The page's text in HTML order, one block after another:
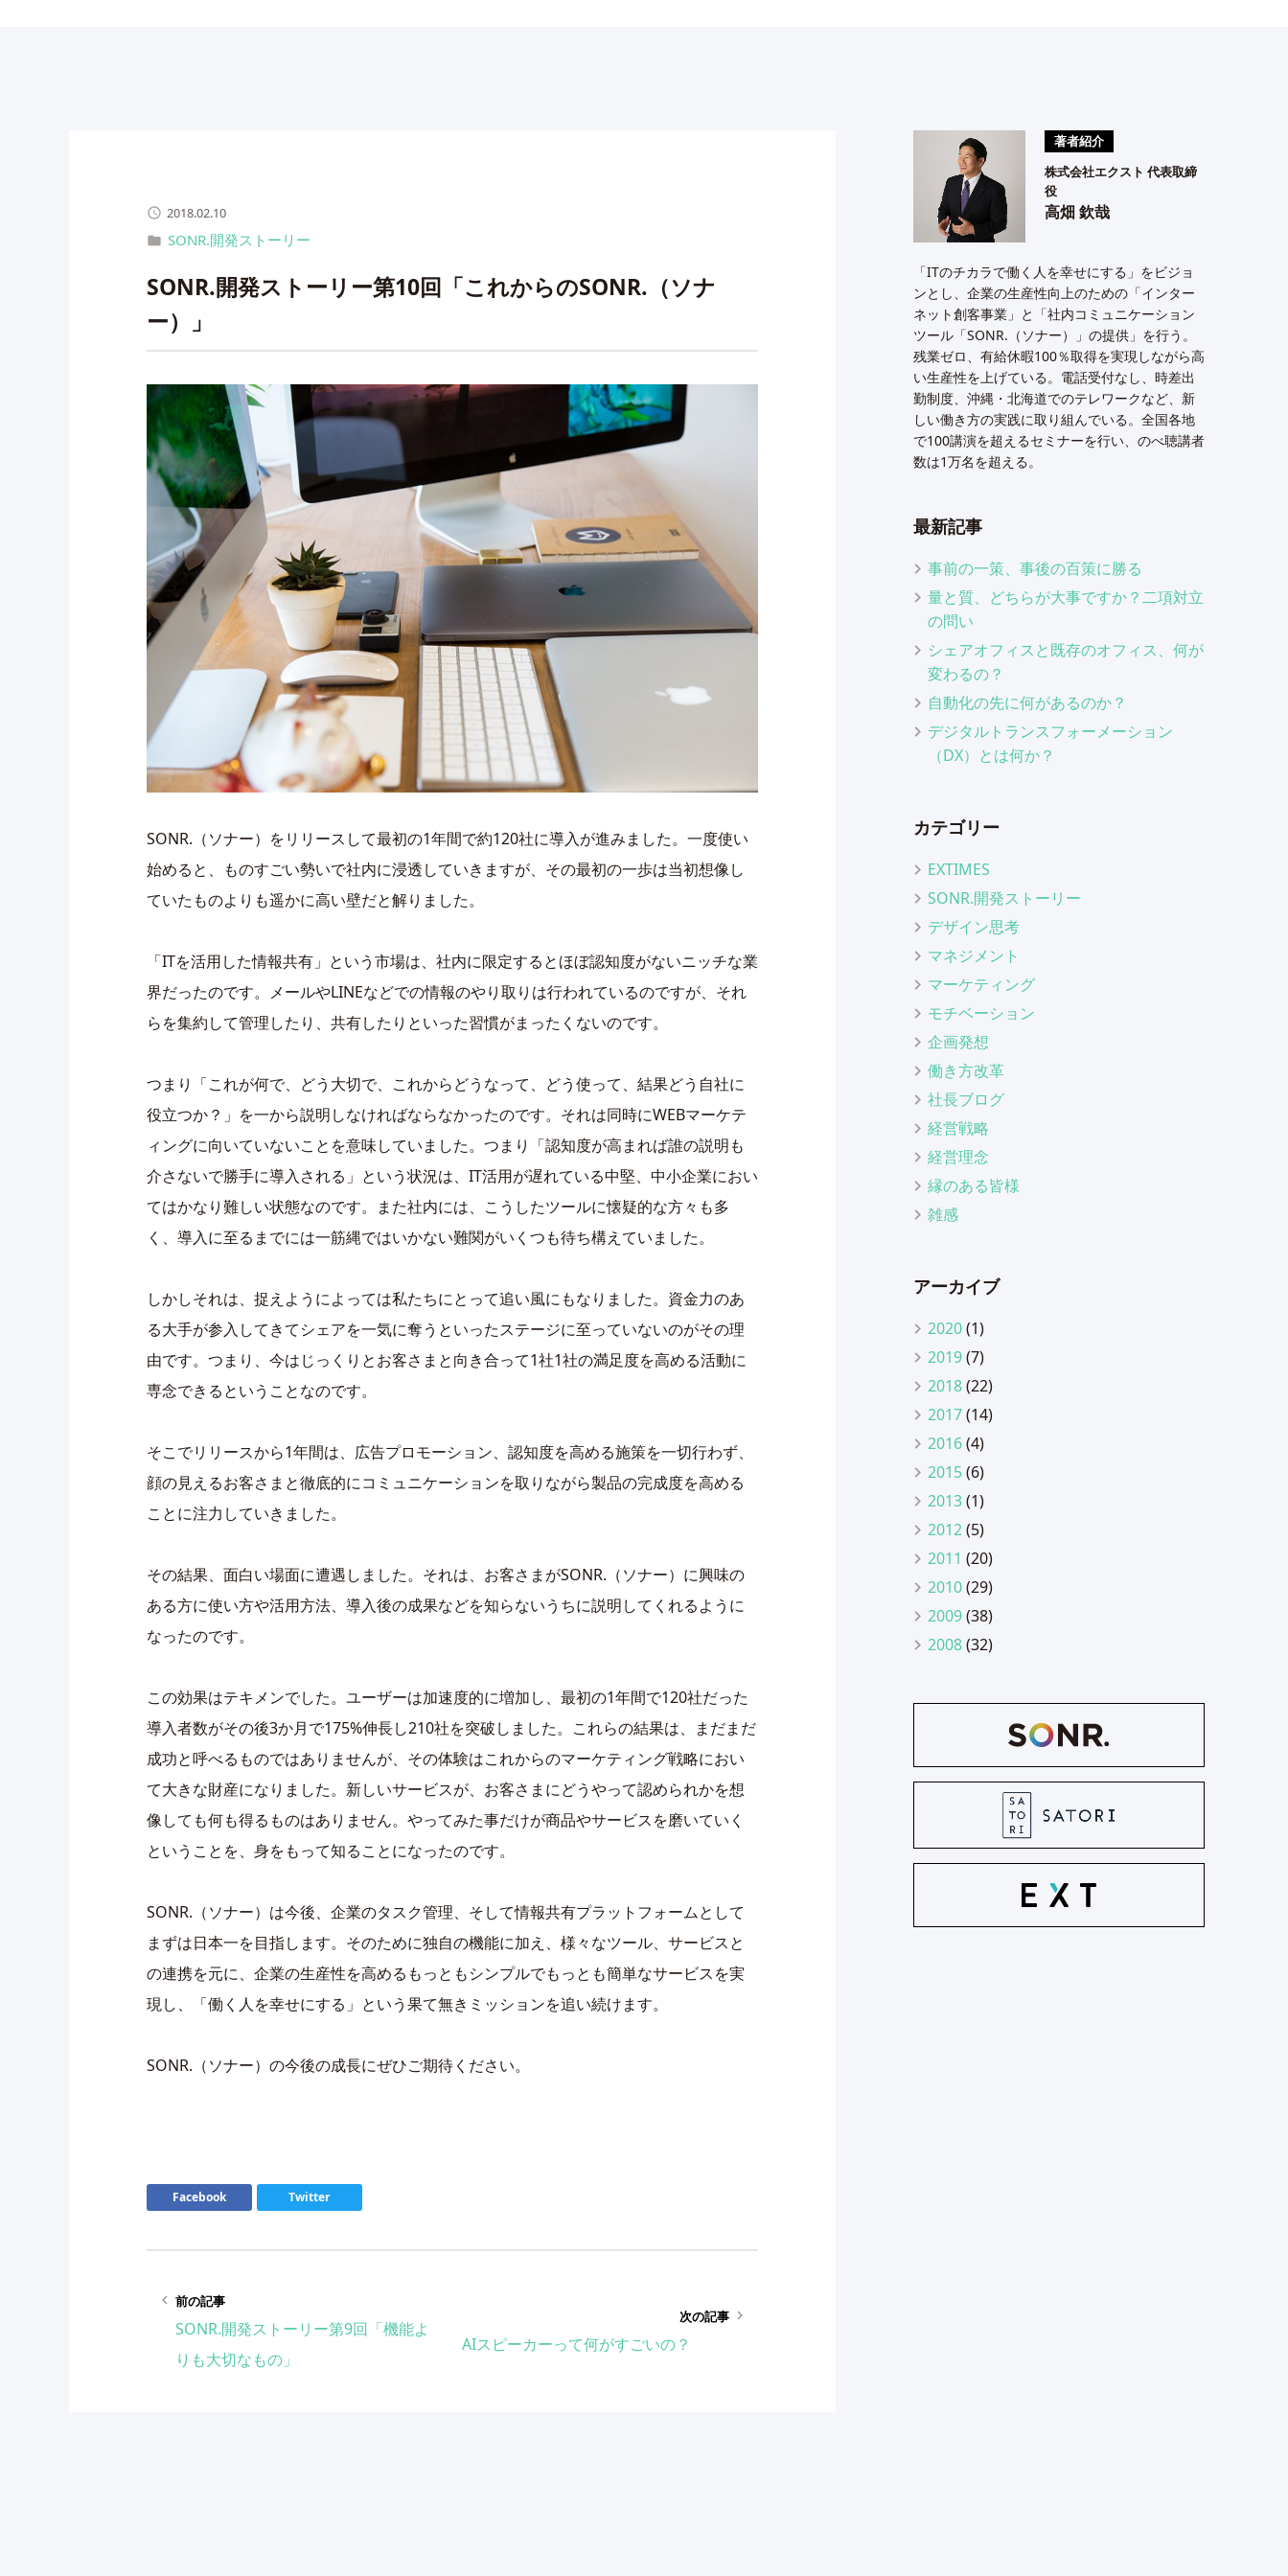
2018.02.10
SONR.開発ストーリー
SONR.開発ストーリー第10回「これからのSONR.（ソナ
ー）」
SONR.（ソナー）をリリースして最初の1年間で約120社に導入が進みました。一度使い
始めると、ものすごい勢いで社内に浸透していきますが、その最初の一歩は当初想像し
ていたものよりも遥かに高い壁だと解りました。
「ITを活用した情報共有」という市場は、社内に限定するとほぼ認知度がないニッチな業
界だったのです。メールやLINEなどでの情報のやり取りは行われているのですが、それ
らを集約して管理したり、共有したりといった習慣がまったくないのです。
つまり「これが何で、どう大切で、これからどうなって、どう使って、結果どう自社に
役立つか？」を一から説明しなければならなかったのです。それは同時にWEBマーケテ
ィングに向いていないことを意味していました。つまり「認知度が高まれば誰の説明も
介さないで勝手に導入される」という状況は、IT活用が遅れている中堅、中小企業におい
てはかなり難しい状態なのです。また社内には、こうしたツールに懐疑的な方々も多
く、導入に至るまでには一筋縄ではいかない難関がいくつも待ち構えていました。
しかしそれは、捉えようによっては私たちにとって追い風にもなりました。資金力のあ
る大手が参入してきてシェアを一気に奪うといったステージに至っていないのがその理
由です。つまり、今はじっくりとお客さまと向き合って1社1社の満足度を高める活動に
専念できるということなのです。
そこでリリースから1年間は、広告プロモーション、認知度を高める施策を一切行わず、
顔の見えるお客さまと徹底的にコミュニケーションを取りながら製品の完成度を高める
ことに注力していきました。
その結果、面白い場面に遭遇しました。それは、お客さまがSONR.（ソナー）に興味の
ある方に使い方や活用方法、導入後の成果などを知らないうちに説明してくれるように
なったのです。
この効果はテキメンでした。ユーザーは加速度的に増加し、最初の1年間で120社だった
導入者数がその後3か月で175%伸長し210社を突破しました。これらの結果は、まだまだ
成功と呼べるものではありませんが、その体験はこれからのマーケティング戦略におい
て大きな財産になりました。新しいサービスが、お客さまにどうやって認められかを想
像しても何も得るものはありません。やってみた事だけが商品やサービスを磨いていく
ということを、身をもって知ることになったのです。
SONR.（ソナー）は今後、企業のタスク管理、そして情報共有プラットフォームとして
まずは日本一を目指します。そのために独自の機能に加え、様々なツール、サービスと
の連携を元に、企業の生産性を高めるもっともシンプルでもっとも簡単なサービスを実
現し、「働く人を幸せにする」という果て無きミッションを追い続けます。
SONR.（ソナー）の今後の成長にぜひご期待ください。
Facebook Twitter
keyboard_arrow_left 前の記事
SONR.開発ストーリー第9回「機能よ
りも大切なもの」
keyboard_arrow_right
次の記事
AIスピーカーって何がすごいの？
著者紹介
株式会社エクスト 代表取締
役
高畑 欽哉
「ITのチカラで働く人を幸せにする」をビジョ
ンとし、企業の生産性向上のための「インター
ネット創客事業」と「社内コミュニケーション
ツール「SONR.（ソナー）」の提供」を行う。
残業ゼロ、有給休暇100％取得を実現しながら高
い生産性を上げている。電話受付なし、時差出
勤制度、沖縄・北海道でのテレワークなど、新
しい働き方の実践に取り組んでいる。全国各地
で100講演を超えるセミナーを行い、のべ聴講者
数は1万名を超える。
最新記事
事前の一策、事後の百策に勝る
量と質、どちらが大事ですか？二項対立
の問い
シェアオフィスと既存のオフィス、何が
変わるの？
自動化の先に何があるのか？
デジタルトランスフォーメーション
（DX）とは何か？
カテゴリー
EXTIMES
SONR.開発ストーリー
デザイン思考
マネジメント
マーケティング
モチベーション
企画発想
働き方改革
社長ブログ
経営戦略
経営理念
縁のある皆様
雑感
アーカイブ
2020(1)
2019(7)
2018(22)
2017(14)
2016(4)
2015(6)
2013(1)
2012(5)
2011 (20)
2010(29)
2009(38)
2008(32)